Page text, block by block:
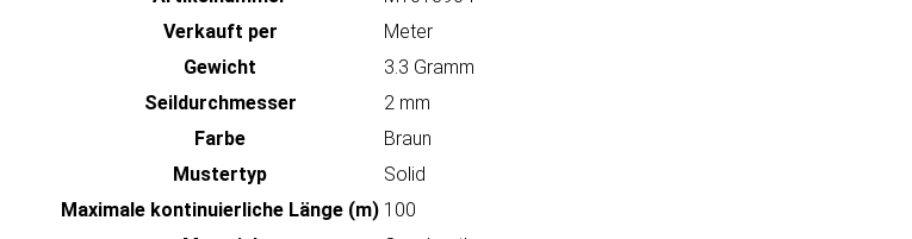
Verkauft per
Meter
Gewicht
3.3 Gramm
Seildurchmesser
2 mm
Farbe
Braun
Mustertyp
Solid
Maximale kontinuierliche Länge (m) 100